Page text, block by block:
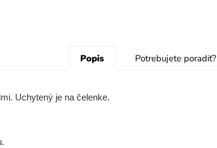
Popis Potrebujete poradiť?
Uchytený je na čelenke.